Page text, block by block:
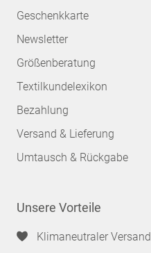
Geschenkkarte
Newsletter
Größenberatung
Textilkundelexikon
Bezahlung
Versand & Lieferung
Umtausch & Rückgabe
Unsere Vorteile
Klimaneutraler Versand